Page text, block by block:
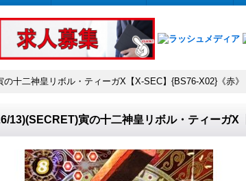
の十二神皇リボル・ティーガX【X-SEC】{BS76-X02}《赤》
13)(SECRET)寅の十二神皇リボル・ティーガX